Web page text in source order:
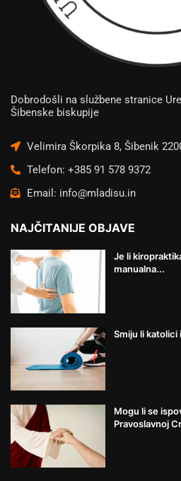
Dobrodošli na službene stranice
Šibenske biskupije
Velimira Škorpika 8, Šibenik
Telefon: +385 91 578 9372
Email: info@mladisu.in
NAJČITANIJE OBJAVE
Je li
manualna...
Smiju li katolici
Mogu li se
Pravoslavnoj